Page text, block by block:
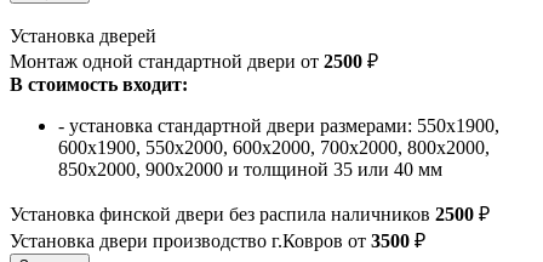
Установка дверей
Монтаж одной стандартной двери от 2500 ₽
В стоимость входит:
- установка стандартной двери размерами: 550х1900,
600х1900, 550х2000, 600х2000, 700х2000, 800х2000,
850х2000, 900х2000 и толщиной 35 или 40 мм
Установка финской двери без распила наличников 2500 ₽
Установка двери производство г.Ковров от 3500 ₽